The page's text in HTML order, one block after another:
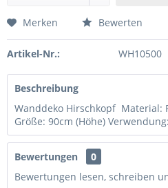
Merken Bewerten
Artikel-Nr.: WH10500
Beschreibung
Wanddeko Hirschkopf Material:
Größe: 90cm (Höhe)
Bewertungen
0
Bewertungen lesen, schreiben